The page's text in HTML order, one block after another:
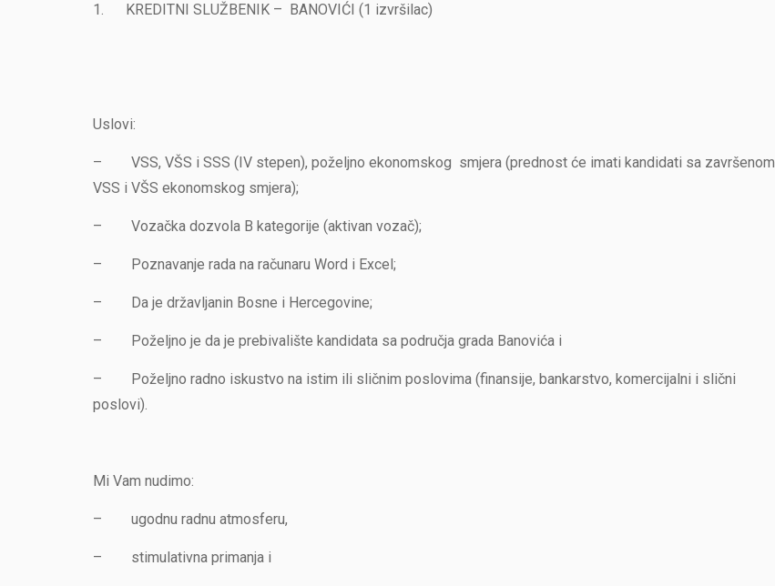
1. KREDITNI SLUŽBENIK – BANOVIĆI (1 izvršilac)
Uslovi:
– VSS, VŠS i SSS (IV stepen), poželjno ekonomskog smjera (prednost će imati kandidati sa završenom
VSS i VŠS ekonomskog smjera);
– Vozačka dozvola B kategorije (aktivan vozač);
– Poznavanje rada na računaru Word i Excel;
– Da je državljanin Bosne i Hercegovine;
– Poželjno je da je prebivalište kandidata sa područja grada Banovića i
– Poželjno radno iskustvo na istim ili sličnim poslovima (finansije, bankarstvo, komercijalni i slični
poslovi).
Mi Vam nudimo:
– ugodnu radnu atmosferu,
– stimulativna primanja i